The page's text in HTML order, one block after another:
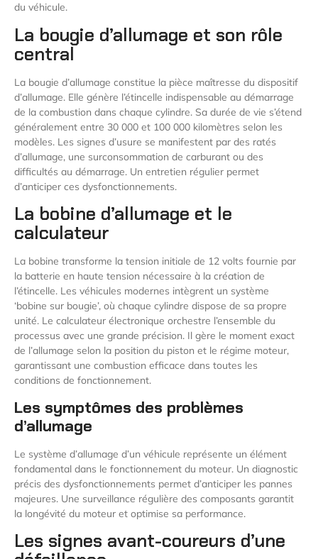
du véhicule.
La bougie d’allumage et son rôle
central
La bougie d’allumage constitue la pièce maîtresse du dispositif
d’allumage. Elle génère l’étincelle indispensable au démarrage
de la combustion dans chaque cylindre. Sa durée de vie s’étend
généralement entre 30 000 et 100 000 kilomètres selon les
modèles. Les signes d’usure se manifestent par des ratés
d’allumage, une surconsommation de carburant ou des
difficultés au démarrage. Un entretien régulier permet
d’anticiper ces dysfonctionnements.
La bobine d’allumage et le
calculateur
La bobine transforme la tension initiale de 12 volts fournie par
la batterie en haute tension nécessaire à la création de
l’étincelle. Les véhicules modernes intègrent un système
‘bobine sur bougie’, où chaque cylindre dispose de sa propre
unité. Le calculateur électronique orchestre l’ensemble du
processus avec une grande précision. Il gère le moment exact
de l’allumage selon la position du piston et le régime moteur,
garantissant une combustion efficace dans toutes les
conditions de fonctionnement.
Les symptômes des problèmes
d’allumage
Le système d’allumage d’un véhicule représente un élément
fondamental dans le fonctionnement du moteur. Un diagnostic
précis des dysfonctionnements permet d’anticiper les pannes
majeures. Une surveillance régulière des composants garantit
la longévité du moteur et optimise sa performance.
Les signes avant-coureurs d’une